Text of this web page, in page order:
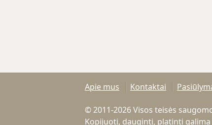
Apie mus Kontaktai
© 2011-2026 Visos teisės
Kopijuoti, dauginti, platinti